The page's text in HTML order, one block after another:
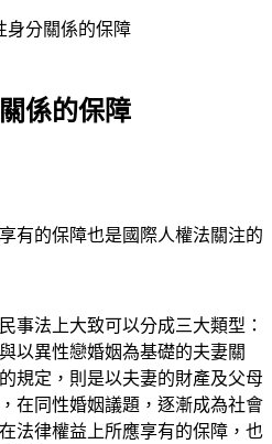
身分關係的保障
係的保障
有的保障也是國際人權法關注的
事法上大致可以分成三大類型：
以異性戀婚姻為基礎的夫妻關
規定，則是以夫妻的財產及父母
在同性婚姻議題，逐漸成為社會
法律權益上所應享有的保障，也